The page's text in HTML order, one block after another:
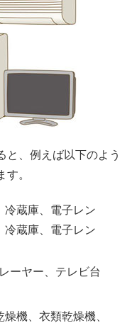
と、例えば以下のよう
。
冷蔵庫、電子レン
冷蔵庫、電子レン
ーヤー、テレビ台
機、衣類乾燥機、